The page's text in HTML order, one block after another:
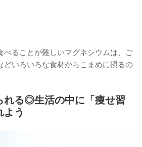
べることが難しいマグネシウムは、ご
どいろいろな食材からこまめに摂るの
れる◎生活の中に「痩せ習
よう